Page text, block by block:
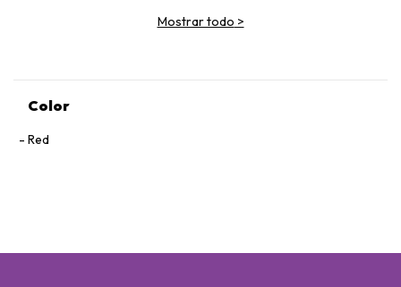
Mostrar todo >
Color
Red